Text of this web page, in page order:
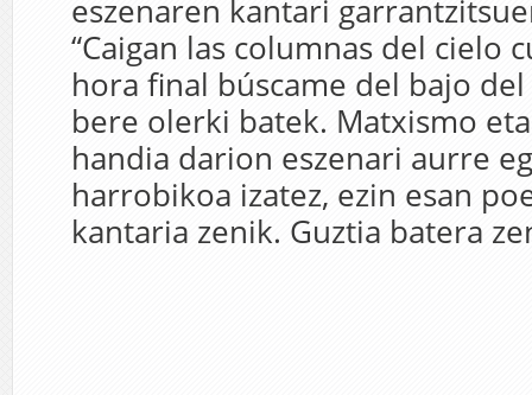
eszenaren kantari
“Caigan las columnas del cielo
hora final búscame del bajo del
bere olerki batek. Matxismo
handia darion eszenari aurre
harrobikoa izatez, ezin esan
kantaria zenik. Guztia batera